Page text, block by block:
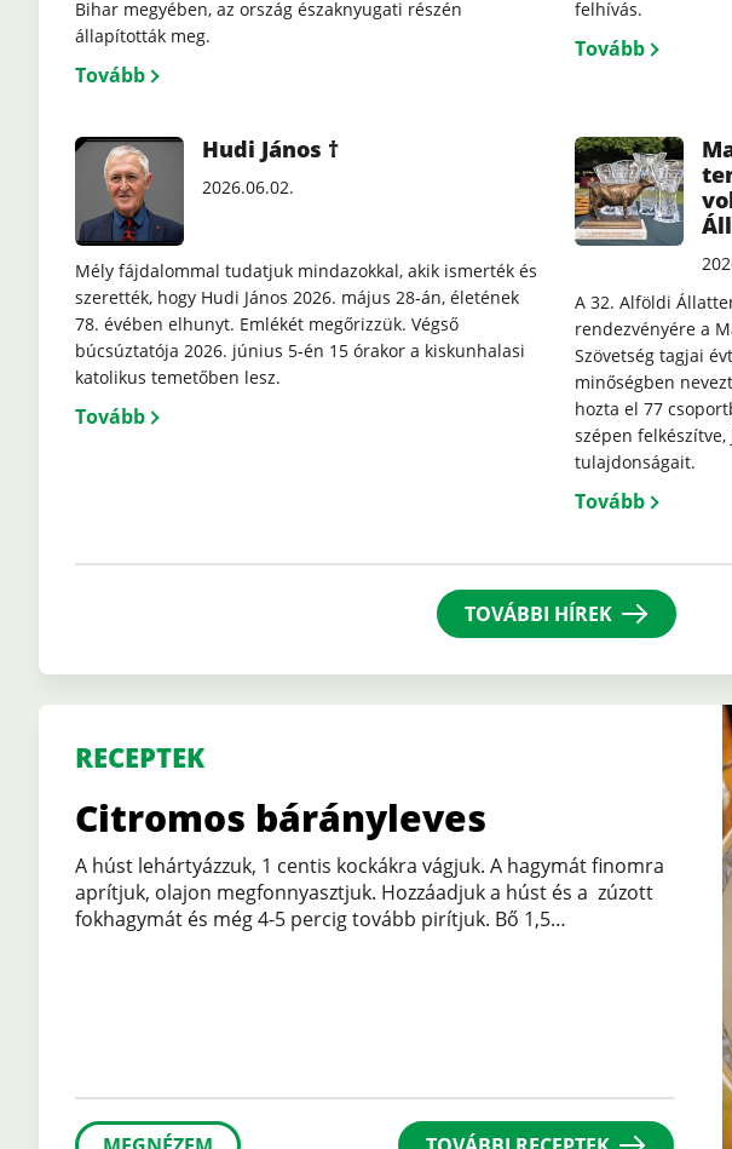
Bihar megyében, az ország északnyugati részén
állapították meg.
Tovább
felhívás.
Tovább
Hudi János †
2026.06.02.
Mély fájdalommal tudatjuk mindazokkal, akik ismerték és
szerették, hogy Hudi János 2026. május 28-án, életének
78. évében elhunyt. Emlékét megőrizzük. Végső
búcsúztatója 2026. június 5-én 15 órakor a kiskunhalasi
katolikus temetőben lesz.
Tovább
A 32. Alföldi
rendezvényére a
Szövetség tagjai
minőségben
hozta el 77
szépen
tulajdonságait.
Tovább
TOVÁBBI HÍREK
RECEPTEK
Citromos bárányleves
A húst lehártyázzuk, 1 centis kockákra vágjuk. A hagymát finomra
aprítjuk, olajon megfonnyasztjuk. Hozzáadjuk a húst és a zúzott
fokhagymát és még 4-5 percig tovább pirítjuk. Bő 1,5…